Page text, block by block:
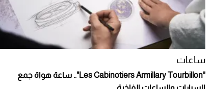
ساعات
"Les Cabinotiers Armillary Tourbillon".. ساعة هواة جمع